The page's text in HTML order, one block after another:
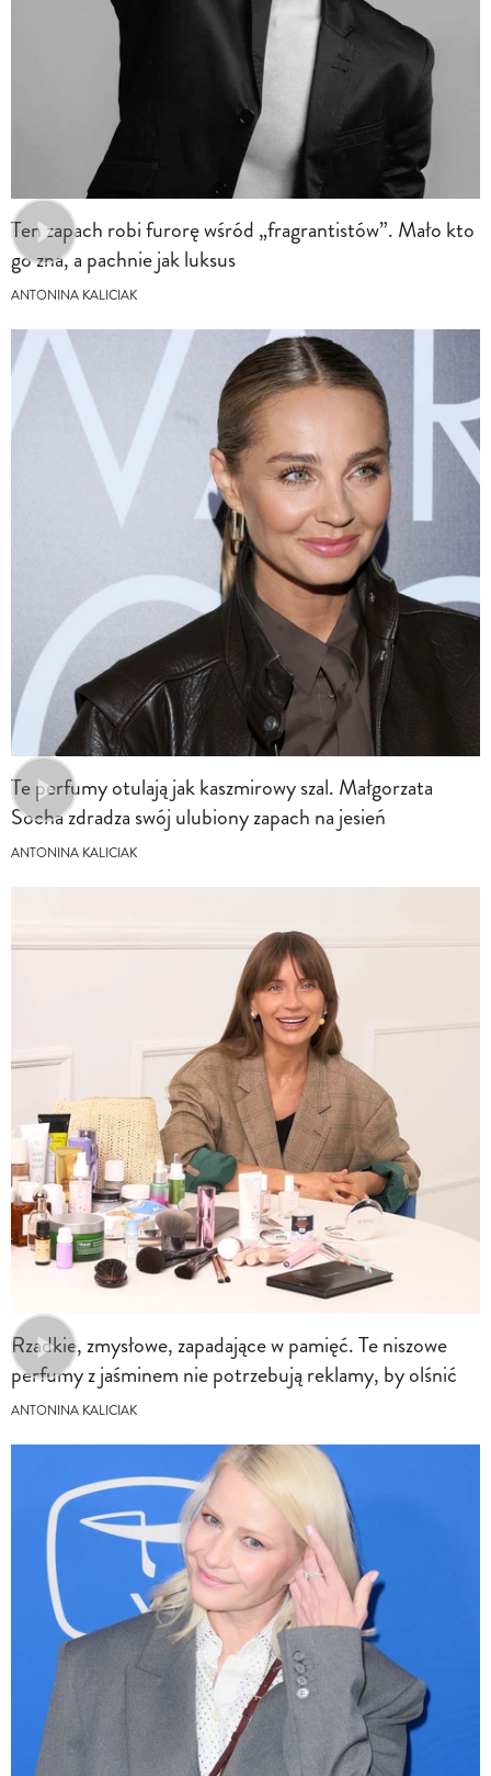
Ten zapach robi furorę wśród „fragrantistów”. Mało kto
go zna, a pachnie jak luksus
ANTONINA KALICIAK
Te perfumy otulają jak kaszmirowy szal. Małgorzata
Socha zdradza swój ulubiony zapach na jesień
ANTONINA KALICIAK
Rzadkie, zmysłowe, zapadające w pamięć. Te niszowe
perfumy z jaśminem nie potrzebują reklamy, by olśnić
ANTONINA KALICIAK